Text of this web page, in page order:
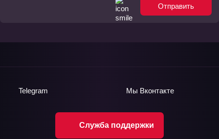
Отправить
Служба поддержки
Telegram Мы Вконтакте